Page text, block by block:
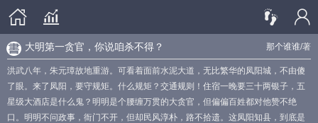
那个谁谁/著
大明第一贪官，你说咱杀不得？
洪武八年，朱元璋故地重游。可看着面前水泥大道，无比繁华的凤阳城，不由傻
了眼。来了凤阳，要守规矩。什么规矩？交通规则！住宿一晚要三十两银子，五
星级大酒店是什么鬼？明明是个腰缠万贯的大贪官，但偏偏百姓都对他赞不绝
口。明明不问政事，衙门不开，但却民风淳朴，路不拾遗。这凤阳知县，到底是